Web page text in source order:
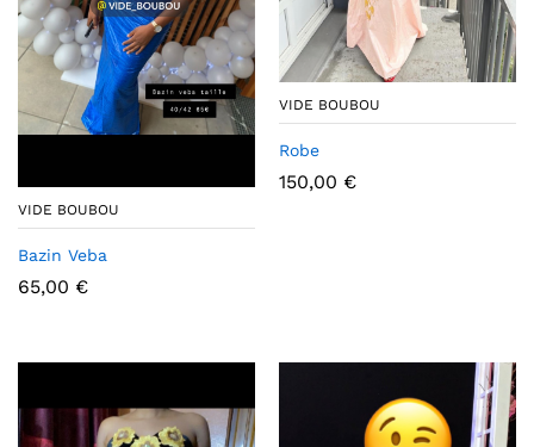
VIDE BOUBOU
Bazin Veba
65,00 €
VIDE BOUBOU
Robe
150,00 €